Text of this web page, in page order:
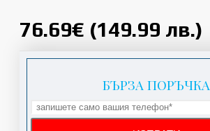
76.69€ (149.99 лв.)
БЪРЗА ПОРЪЧКА